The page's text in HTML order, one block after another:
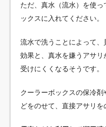
ただ、真水（流水）を使
ックスに入れてください。
流水で洗うことによって
効果と、真水を嫌うアサ
受けにくくなるそうです。
クーラーボックスの保冷
どをのせて、直接アサリを